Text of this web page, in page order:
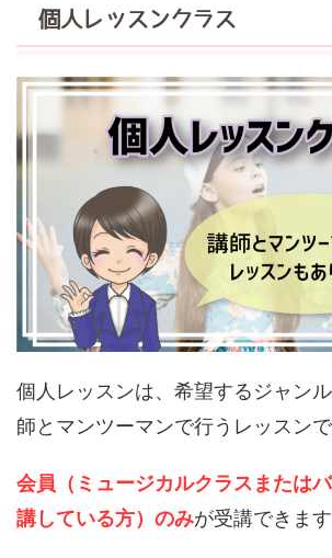
個人レッスンクラス
個人レッスンは、希望するジャン
師とマンツーマンで行うレッスンで
会員（ミュージカルクラスまたは
講している方）のみが受講できます